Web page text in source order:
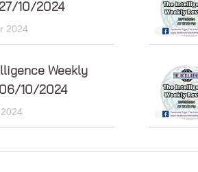
10/2024
2024
Weekly
10/2024